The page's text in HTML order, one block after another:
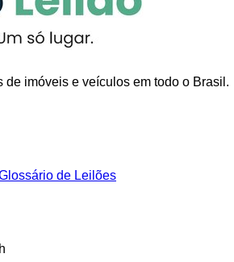
imóveis e veículos em todo o Brasil.
de Leilões